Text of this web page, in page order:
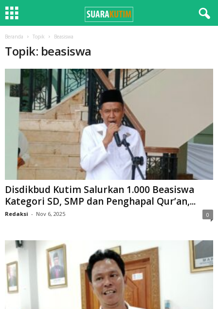
Beranda Topik Beasiswa
Topik: beasiswa
Disdikbud Kutim Salurkan 1.000 Beasiswa
Kategori SD, SMP dan Penghapal Qur’an,...
Redaksi - Nov 6, 2025 0